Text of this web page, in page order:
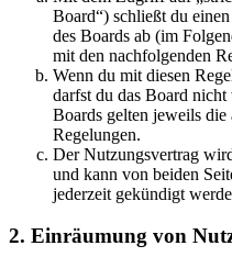
Board“) schließt du
des Boards ab (im
mit den nachfolgenden
Wenn du mit diesen
darfst du das Board
Boards gelten jeweils
Regelungen.
Der Nutzungsvertrag
und kann von beiden
jederzeit gekündigt
2. Einräumung von